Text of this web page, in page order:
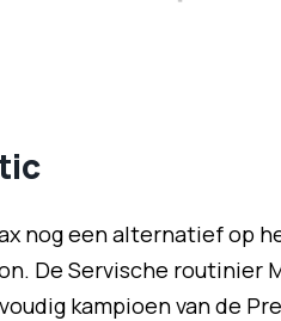
nog een alternatief op
De Servische routinier
kampioen van de